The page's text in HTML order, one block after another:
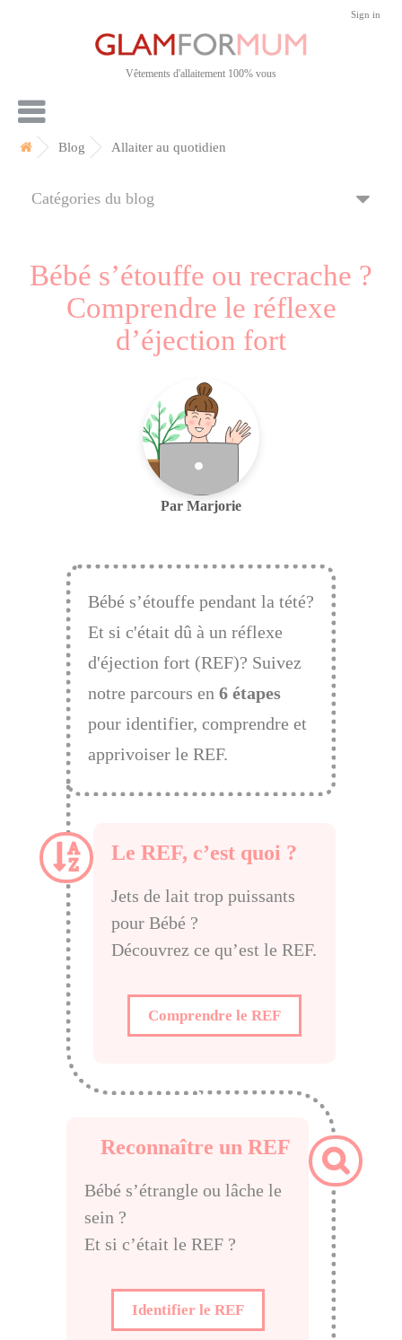
Sign in
Vêtements d'allaitement 100% vous
Blog Allaiter au quotidien
Catégories du blog
Bébé s’étouffe ou recrache ?
Comprendre le réflexe
d’éjection fort
Par Marjorie
Bébé s’étouffe pendant la tété?
Et si c'était dû à un réflexe
d'éjection fort (REF)? Suivez
notre parcours en 6 étapes
pour identifier, comprendre et
apprivoiser le REF.
Le REF, c’est quoi ?
Jets de lait trop puissants
pour Bébé ?
Découvrez ce qu’est le REF.
Comprendre le REF
Reconnaître un REF
Bébé s’étrangle ou lâche le
sein ?
Et si c’était le REF ?
Identifier le REF